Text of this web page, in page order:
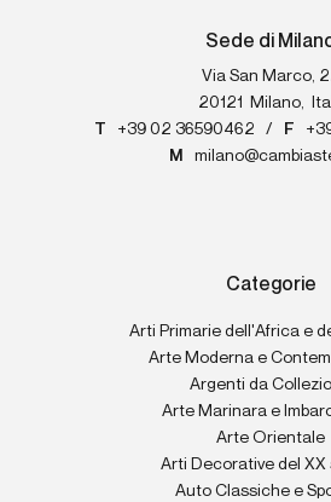
Sede di
Via San Marco,
20121
Milano
T
+39 02 36590462 / F
M
Categorie
Arti Primarie dell'Africa e
Arte Moderna e
Argenti da
Arte Marinara e
Arte Orientale
Arti Decorative del XX
Auto Classiche e